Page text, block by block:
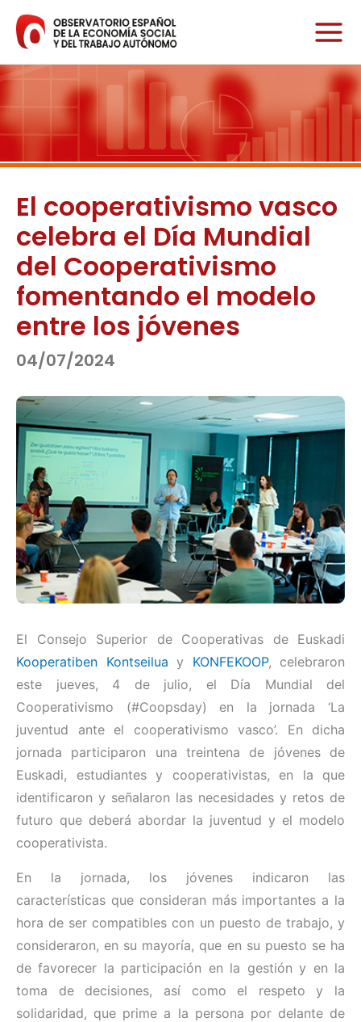
contenido
El cooperativismo vasco
celebra el Día Mundial
del Cooperativismo
fomentando el modelo
entre los jóvenes
04/07/2024
El Consejo Superior de Cooperativas de Euskadi
Kooperatiben Kontseilua y KONFEKOOP, celebraron
este jueves, 4 de julio, el Día Mundial del
Cooperativismo (#Coopsday) en la jornada ‘La
juventud ante el cooperativismo vasco’. En dicha
jornada participaron una treintena de jóvenes de
Euskadi, estudiantes y cooperativistas, en la que
identificaron y señalaron las necesidades y retos de
futuro que deberá abordar la juventud y el modelo
cooperativista.
En la jornada, los jóvenes indicaron las
características que consideran más importantes a la
hora de ser compatibles con un puesto de trabajo, y
consideraron, en su mayoría, que en su puesto se ha
de favorecer la participación en la gestión y en la
toma de decisiones, así como el respeto y la
solidaridad, que prime a la persona por delante de